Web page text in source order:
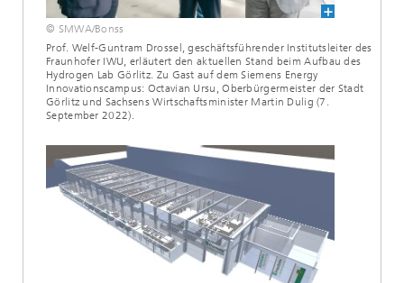
© SMWA/Bonss
Prof. Welf-Guntram Drossel, geschäftsführender Institutsleiter des
Fraunhofer IWU, erläutert den aktuellen Stand beim Aufbau des
Hydrogen Lab Görlitz. Zu Gast auf dem Siemens Energy
Innovationscampus: Octavian Ursu, Oberbürgermeister der Stadt
Görlitz und Sachsens Wirtschaftsminister Martin Dulig (7.
September 2022).